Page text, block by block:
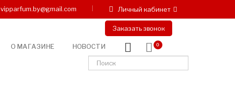
vipparfum.by@gmail.com Личный кабинет
О МАГАЗИНЕ НОВОСТИ
Заказать звонок
0